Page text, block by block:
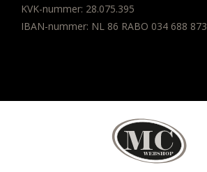
KVK-nummer: 28.075.395
IBAN-nummer: NL 86 RABO 034 688 873